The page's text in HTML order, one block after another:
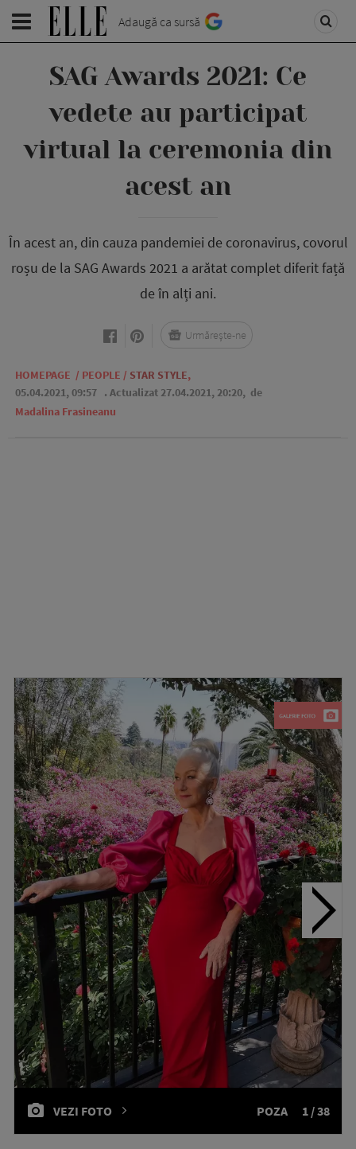
Adaugă ca sursă
SAG Awards 2021: Ce
vedete au participat
virtual la ceremonia din
acest an
În acest an, din cauza pandemiei de coronavirus, covorul
roșu de la SAG Awards 2021 a arătat complet diferit față
de în alți ani.
HOMEPAGE / PEOPLE / STAR STYLE,
05.04.2021, 09:57 . Actualizat 27.04.2021, 20:20, de
Madalina Frasineanu
Urmărește-ne
VEZI FOTO POZA 1 / 38